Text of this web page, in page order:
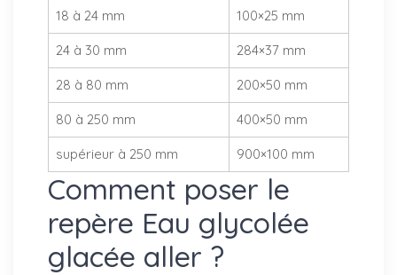
18 à 24 mm 100×25 mm
24 à 30 mm 284×37 mm
28 à 80 mm 200×50 mm
80 à 250 mm 400×50 mm
supérieur à 250 mm 900×100 mm
Comment poser le
repère Eau glycolée
glacée aller ?